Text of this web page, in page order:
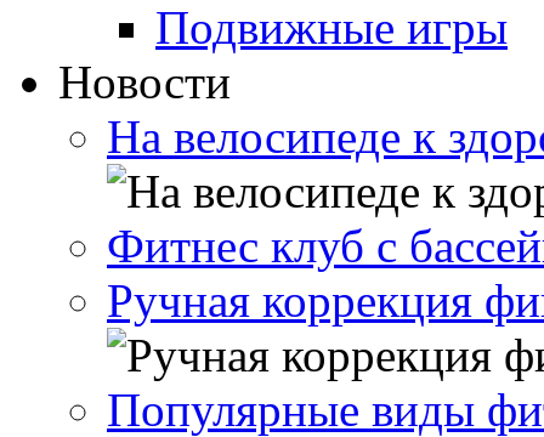
Подвижные игры
Новости
На велосипеде к
Фитнес клуб с
Ручная коррекция
Популярные виды